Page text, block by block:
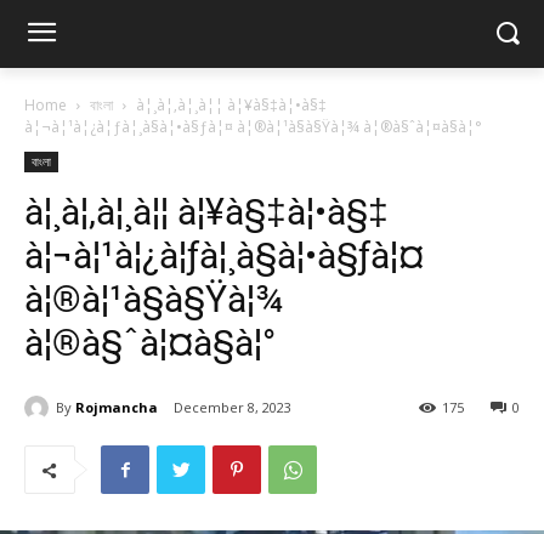
Home বাংলা
à¦¸à¦‚à¦¸à¦¦ à¦¥à§‡à¦•à§‡
à¦¬à¦¹à¦¿à¦ƒà¦¸à§à¦•à§ƒà¦¤ à¦®à¦¹à§à§Ÿà¦¾ à¦®à§ˆà¦¤à§à¦°
বাংলা
à¦¸à¦‚à¦¸à¦¦ à¦¥à§‡à¦•à§‡
à¦¬à¦¹à¦¿à¦ƒà¦¸à§à¦•à§ƒà¦¤
à¦®à¦¹à§à§Ÿà¦¾
à¦®à§ˆà¦¤à§à¦°
By Rojmancha December 8, 2023 0
175